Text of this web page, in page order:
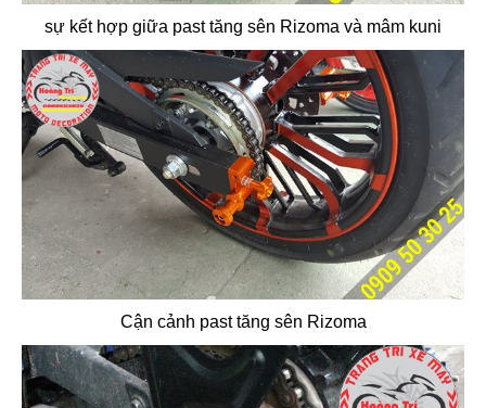
sự kết hợp giữa past tăng sên Rizoma và mâm kuni
Cận cảnh past tăng sên Rizoma